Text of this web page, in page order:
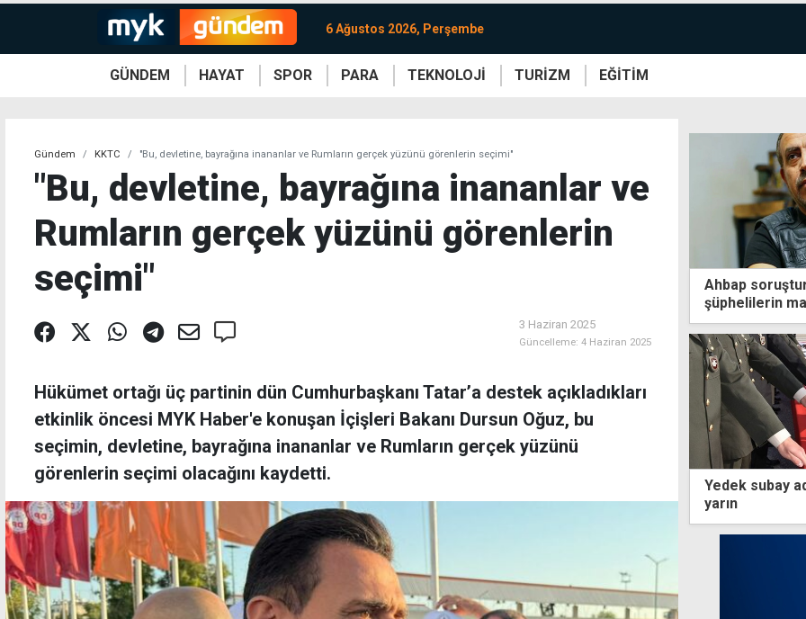
6 Ağustos 2026, Perşembe
GÜNDEM HAYAT SPOR PARA TEKNOLOJİ TURİZM EĞİTİM
Gündem KKTC "Bu, devletine, bayrağına inananlar ve Rumların gerçek yüzünü görenlerin seçimi"
"Bu, devletine, bayrağına inananlar ve
Rumların gerçek yüzünü görenlerin
seçimi"
3 Haziran 2025
Güncelleme: 4 Haziran 2025
Hükümet ortağı üç partinin dün Cumhurbaşkanı Tatar’a destek açıkladıkları
etkinlik öncesi MYK Haber'e konuşan İçişleri Bakanı Dursun Oğuz, bu
seçimin, devletine, bayrağına inananlar ve Rumların gerçek yüzünü
görenlerin seçimi olacağını kaydetti.
Ahbap
şüphelilerin
Yedek subay
yarın